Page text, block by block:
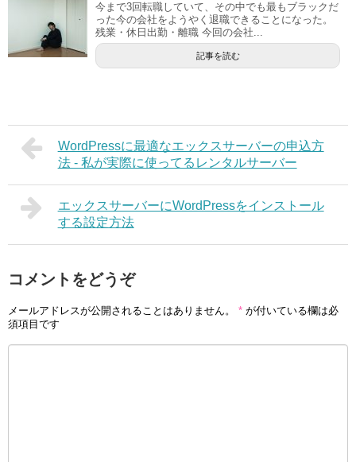
今まで3回転職していて、その中でも最もブラックだ
った今の会社をようやく退職できることになった。
残業・休日出勤・離職 今回の会社...
記事を読む
WordPressに最適なエックスサーバーの申込方
法 - 私が実際に使ってるレンタルサーバー
エックスサーバーにWordPressをインストール
する設定方法
コメントをどうぞ
メールアドレスが公開されることはありません。 * が付いている欄は必
須項目です